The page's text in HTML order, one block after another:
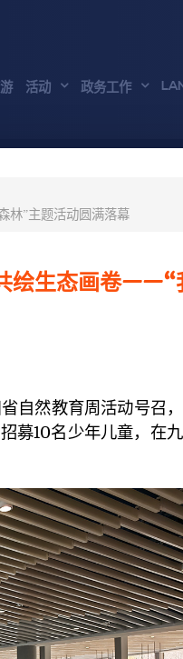
活动 政务工作
林”主题活动圆满落幕
绘生态画卷——“
自然教育周活动号召
募10名少年儿童，在